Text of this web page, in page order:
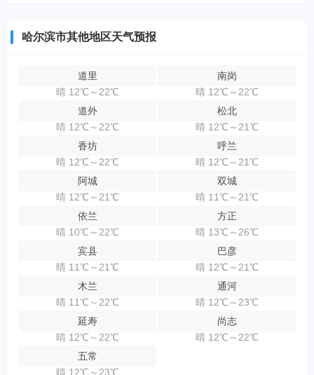
哈尔滨市其他地区天气预报
道里
晴 12℃～22℃
南岗
晴 12℃～22℃
道外
晴 12℃～22℃
松北
晴 12℃～21℃
香坊
晴 12℃～22℃
呼兰
晴 12℃～21℃
阿城
晴 12℃～21℃
双城
晴 11℃～21℃
依兰
晴 10℃～22℃
方正
晴 13℃～26℃
宾县
晴 11℃～21℃
巴彦
晴 12℃～21℃
木兰
晴 11℃～22℃
通河
晴 12℃～23℃
延寿
晴 12℃～22℃
尚志
晴 12℃～22℃
五常
晴 12℃～23℃